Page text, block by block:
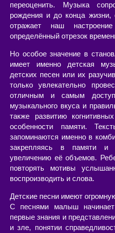
переоценить. Музыка
рождения и до конца жизни,
отражает наш
определённый отрезок
Но особое значение в
имеет именно детская
детских песен или их
только увлекательно
отличным и самым
музыкального вкуса и
также развитию
особенности памяти.
запоминаются именно в
закрепляясь в памяти и
увеличению её объемов.
повторять мотивы
воспроизводить и слова.
Детские песни имеют
С песнями малыш начинает
первые знания и
и зле, понятии